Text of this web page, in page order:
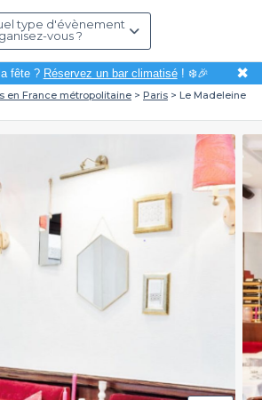
type d'évènement
vous ?
fête ? Réservez un bar climatisé! ❄️🎉 ✖
en France métropolitaine Paris
Le Madeleine